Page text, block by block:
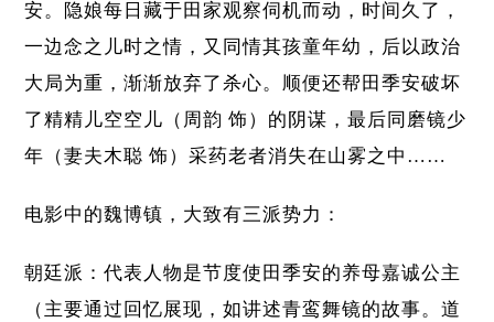
安。隐娘每日藏于田家观察伺机而动，时间久了，
一边念之儿时之情，又同情其孩童年幼，后以政治
大局为重，渐渐放弃了杀心。顺便还帮田季安破坏
了精精儿空空儿（周韵 饰）的阴谋，最后同磨镜少
年（妻夫木聪 饰）采药老者消失在山雾之中……
电影中的魏博镇，大致有三派势力：
朝廷派：代表人物是节度使田季安的养母嘉诚公主
（主要通过回忆展现，如讲述青鸾舞镜的故事。道